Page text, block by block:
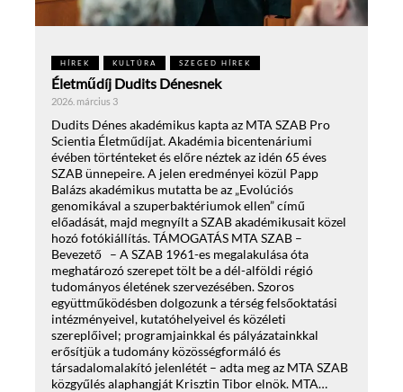
HÍREK KULTÚRA SZEGED HÍREK
Életműdíj Dudits Dénesnek
2026. március 3
Dudits Dénes akadémikus kapta az MTA SZAB Pro
Scientia Életműdíjat. Akadémia bicentenáriumi
évében történteket és előre néztek az idén 65 éves
SZAB ünnepeire. A jelen eredményei közül Papp
Balázs akadémikus mutatta be az „Evolúciós
genomikával a szuperbaktériumok ellen” című
előadását, majd megnyílt a SZAB akadémikusait közel
hozó fotókiállítás. TÁMOGATÁS MTA SZAB –
Bevezető – A SZAB 1961-es megalakulása óta
meghatározó szerepet tölt be a dél-alföldi régió
tudományos életének szervezésében. Szoros
együttműködésben dolgozunk a térség felsőoktatási
intézményeivel, kutatóhelyeivel és közéleti
szereplőivel; programjainkkal és pályázatainkkal
erősítjük a tudomány közösségformáló és
társadalomalakító jelenlétét – adta meg az MTA SZAB
közgyűlés alaphangját Krisztin Tibor elnök. MTA…